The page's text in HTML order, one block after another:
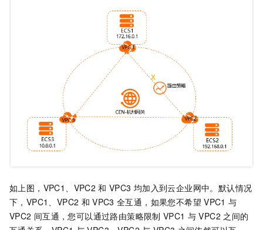
如上图，VPC1、VPC2 和 VPC3 均加入到云企业网中。默认情况
下，VPC1、VPC2 和 VPC3 全互通，如果您不希望 VPC1 与
VPC2 间互通，您可以通过路由策略限制 VPC1 与 VPC2 之间的